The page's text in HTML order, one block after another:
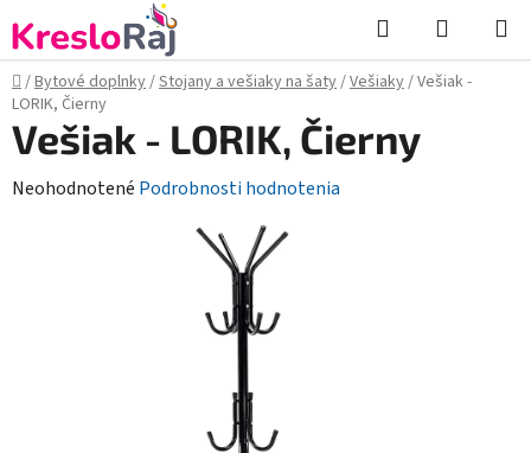
na
obsah
Hľadať
KOŠÍK
Domov
/Bytové doplnky/Stojany a vešiaky na šaty/Vešiaky/Vešiak -
LORIK, Čierny
Vešiak - LORIK, Čierny
Priemerné
Neohodnotené Podrobnosti hodnotenia